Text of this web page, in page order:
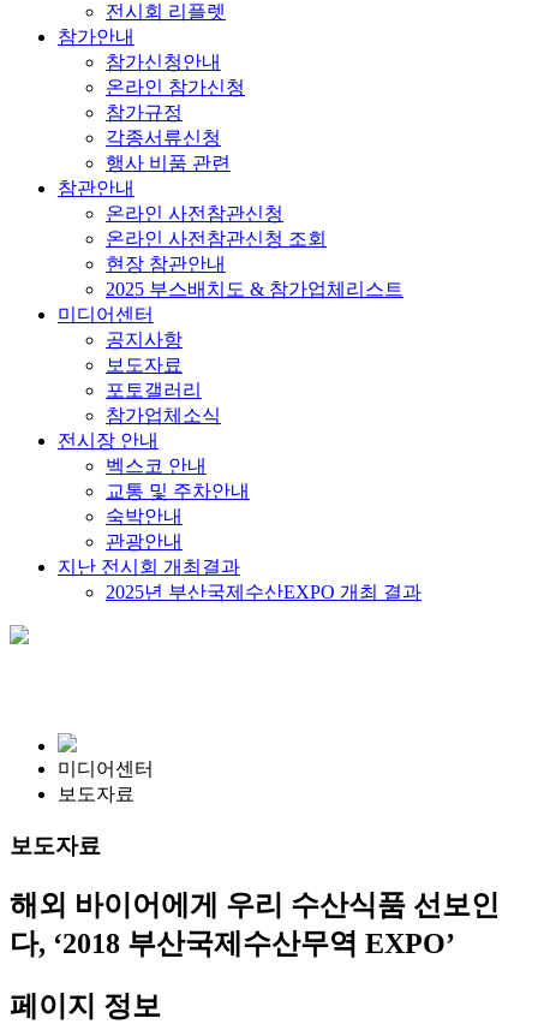
전시회 리플렛
참가안내
참가신청안내
온라인 참가신청
참가규정
각종서류신청
행사 비품 관련
참관안내
온라인 사전참관신청
온라인 사전참관신청 조회
현장 참관안내
2025 부스배치도 & 참가업체리스트
미디어센터
공지사항
보도자료
포토갤러리
참가업체소식
전시장 안내
벡스코 안내
교통 및 주차안내
숙박안내
관광안내
지난 전시회 개최결과
2025년 부산국제수산EXPO 개최 결과
미디어센터
보도자료
보도자료
해외 바이어에게 우리 수산식품 선보인
다, ‘2018 부산국제수산무역 EXPO’
페이지 정보